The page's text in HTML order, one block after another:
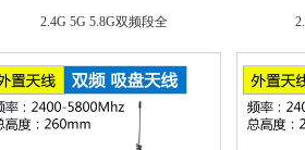
2.4G 5G 5.8G双频段全